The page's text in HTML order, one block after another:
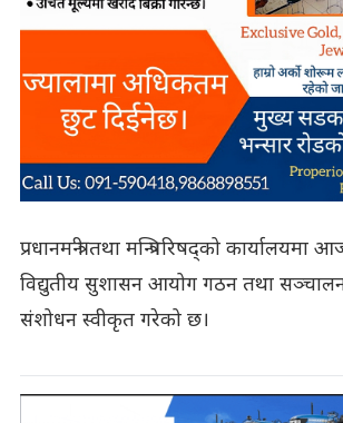
प्रधानमन्त्री तथा मन्त्रिपरिषद्को
विद्युतीय सुशासन आयोग गठन तथा
संशोधन स्वीकृत गरेको छ।